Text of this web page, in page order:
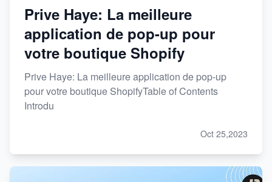
Prive Haye: La meilleure
application de pop-up pour
votre boutique Shopify
Prive Haye: La meilleure application de pop-up
pour votre boutique ShopifyTable of Contents
Introdu
Oct 25,2023